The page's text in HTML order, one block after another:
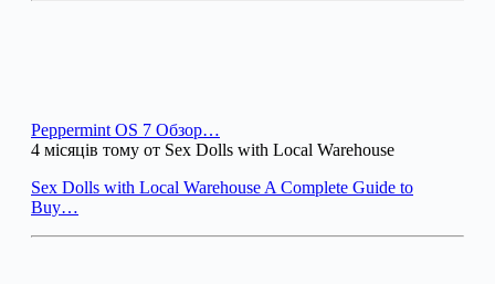
Peppermint OS 7 Обзор…
4 місяців тому от Sex Dolls with Local Warehouse
Sex Dolls with Local Warehouse A Complete Guide to
Buy…